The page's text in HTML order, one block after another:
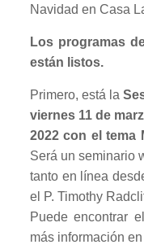
Navidad en Casa
Los programas
están listos.
Primero, está la
viernes 11 de
2022 con el tema
Será un seminario
tanto en línea
el P. Timothy
Puede encontrar
más información